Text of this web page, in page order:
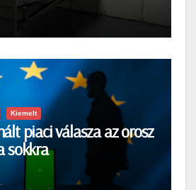
Kiemelt
piaci válasza az orosz
sokkra